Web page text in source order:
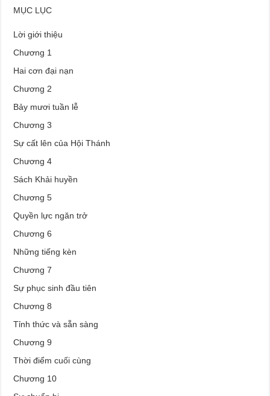
MỤC LỤC
Lời giới thiệu
Chương 1
Hai cơn đại nạn
Chương 2
Bảy mươi tuần lễ
Chương 3
Sự cất lên của Hội Thánh
Chương 4
Sách Khải huyền
Chương 5
Quyền lực ngăn trở
Chương 6
Những tiếng kèn
Chương 7
Sự phục sinh đầu tiên
Chương 8
Tỉnh thức và sẵn sàng
Chương 9
Thời điểm cuối cùng
Chương 10